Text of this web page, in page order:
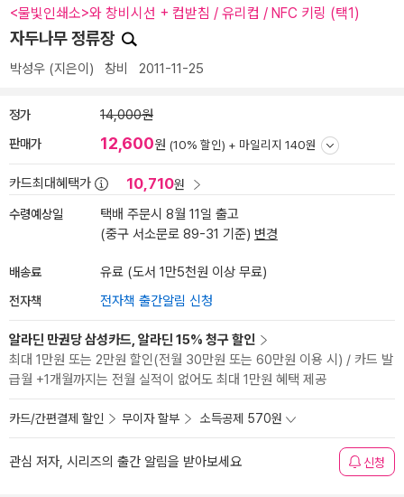
<물빛인쇄소>와 창비시선 + 컵받침 / 유리컵 / NFC 키링 (택1)
자두나무 정류장
박성우 (지은이) 창비 2011-11-25
정가 14,000원
판매가 12,600원 (10% 할인) + 마일리지 140원
카드최대혜택가 10,710원
수령예상일
택배 주문시 8월 11일 출고
(중구 서소문로 89-31 기준) 변경
배송료 유료 (도서 1만5천원 이상 무료)
전자책 전자책 출간알림 신청
알라딘 만권당 삼성카드, 알라딘 15% 청구 할인
최대 1만원 또는 2만원 할인(전월 30만원 또는 60만원 이용 시) / 카드 발
급월 +1개월까지는 전월 실적이 없어도 최대 1만원 혜택 제공
카드/간편결제 할인 무이자 할부 소득공제 570원
관심 저자, 시리즈의 출간 알림을 받아보세요 신청